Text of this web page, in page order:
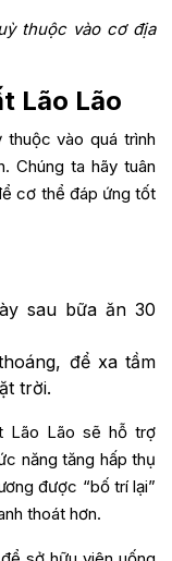
thuộc vào cơ địa
Lão Lão
vào quá trình
Chúng ta hãy tuân
cơ thể đáp ứng tốt
sau bữa ăn 30
để xa tầm
trời.
Lão Lão sẽ hỗ trợ
năng tăng hấp thụ
được “bố trí lại”
thoát hơn.